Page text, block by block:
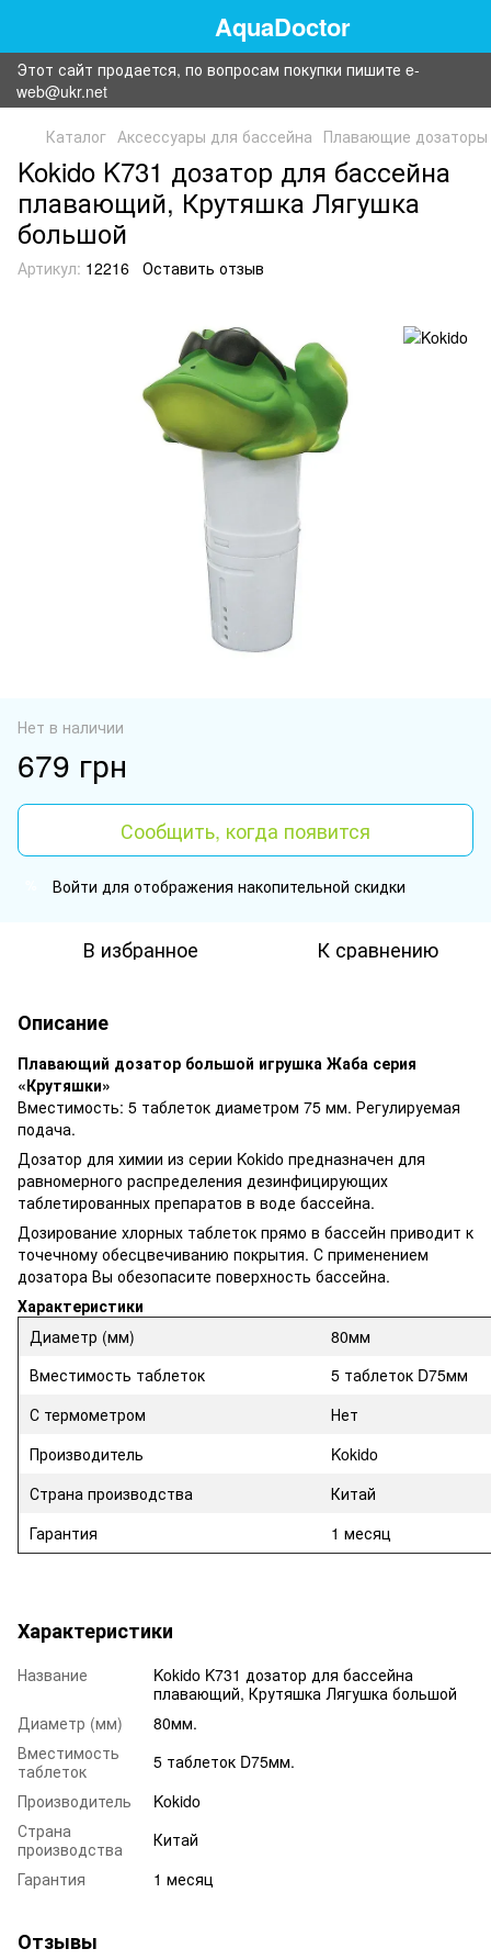
AquaDoctor
Этот сайт продается, по вопросам покупки пишите e-
web@ukr.net
Каталог Аксессуары для бассейна Плавающие дозаторы
Kokido K731 дозатор для бассейна
плавающий, Крутяшка Лягушка
большой
Артикул: 12216 Оставить отзыв
Нет в наличии
679 грн
Сообщить, когда появится
Войти для отображения накопительной скидки
В избранное К сравнению
Описание
Плавающий дозатор большой игрушка Жаба серия
«Крутяшки»
Вместимость: 5 таблеток диаметром 75 мм. Регулируемая
подача.
Дозатор для химии из серии Kokido предназначен для
равномерного распределения дезинфицирующих
таблетированных препаратов в воде бассейна.
Дозирование хлорных таблеток прямо в бассейн приводит к
точечному обесцвечиванию покрытия. С применением
дозатора Вы обезопасите поверхность бассейна.
Характеристики
Диаметр (мм)
80мм
Вместимость таблеток
5 таблеток D75мм
С термометром
Нет
Производитель
Kokido
Страна производства
Китай
Гарантия
1 месяц
Характеристики
Название
Kokido K731 дозатор для бассейна
плавающий, Крутяшка Лягушка большой
Диаметр (мм)
80мм.
Вместимость
таблеток
5 таблеток D75мм.
Производитель
Kokido
Страна
производства
Китай
Гарантия
1 месяц
Отзывы